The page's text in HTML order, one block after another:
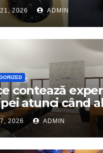
2026 ADMIN
contează
atunci când
de arhitectură
2026 ADMIN